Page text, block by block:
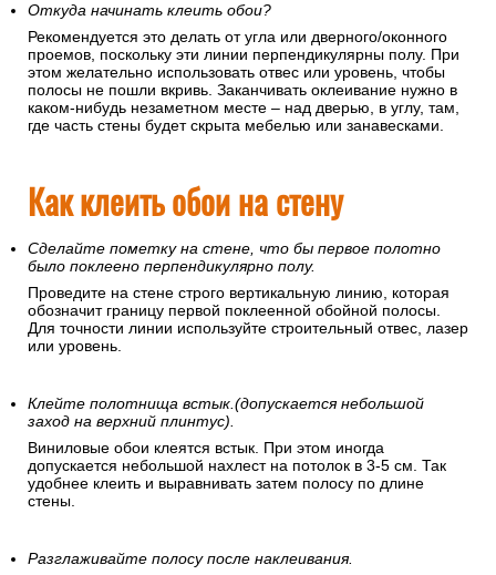
Откуда начинать клеить обои?
Рекомендуется это делать от угла или дверного/оконного
проемов, поскольку эти линии перпендикулярны полу. При
этом желательно использовать отвес или уровень, чтобы
полосы не пошли вкривь. Заканчивать оклеивание нужно в
каком-нибудь незаметном месте – над дверью, в углу, там,
где часть стены будет скрыта мебелью или занавесками.
Как клеить обои на стену
Сделайте пометку на стене, что бы первое полотно
было поклеено перпендикулярно полу.
Проведите на стене строго вертикальную линию, которая
обозначит границу первой поклеенной обойной полосы.
Для точности линии используйте строительный отвес, лазер
или уровень.
Клейте полотнища встык.(допускается небольшой
заход на верхний плинтус).
Виниловые обои клеятся встык. При этом иногда
допускается небольшой нахлест на потолок в 3-5 см. Так
удобнее клеить и выравнивать затем полосу по длине
стены.
Разглаживайте полосу после наклеивания.